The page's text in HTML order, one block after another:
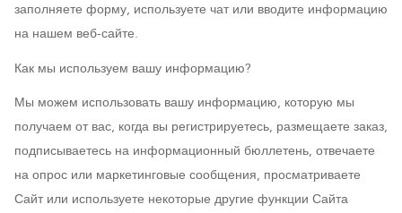
заполняете форму, используете чат или вводите информацию
на нашем веб-сайте.
Как мы используем вашу информацию?
Мы можем использовать вашу информацию, которую мы
получаем от вас, когда вы регистрируетесь, размещаете заказ,
подписываетесь на информационный бюллетень, отвечаете
на опрос или маркетинговые сообщения, просматриваете
Сайт или используете некоторые другие функции Сайта